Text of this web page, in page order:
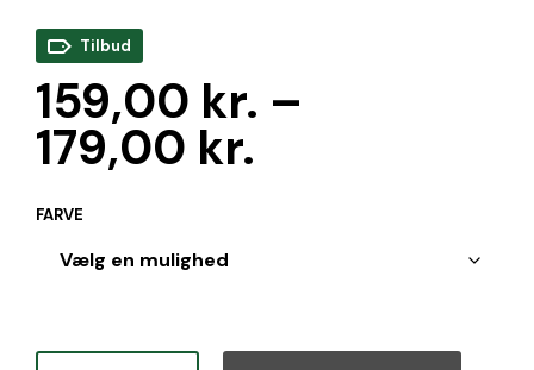
Tilbud
159,00 kr. –
179,00 kr.
FARVE